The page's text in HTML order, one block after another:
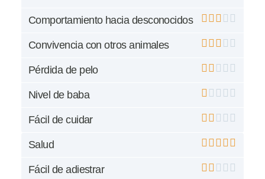
Comportamiento hacia desconocidos
Convivencia con otros animales
Pérdida de pelo
Nivel de baba
Fácil de cuidar
Salud
Fácil de adiestrar